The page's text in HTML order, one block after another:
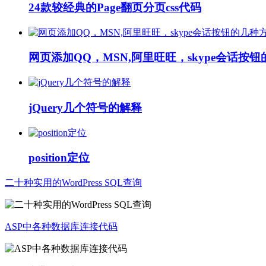
24款较经典的Page翻页分页css代码
网页添加QQ，MSN,阿里旺旺，skype会话按钮
jQuery几个符号的解释
position定位
二十种实用的WordPress SQL查询
ASP中各种数据库连接代码